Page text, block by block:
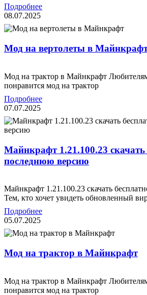
Подробнее
08.07.2025
Мод на вертолеты в
Мод на трактор в Майнкрафт Любителям
понравится мод на трактор
Подробнее
07.07.2025
Mайнкрафт 1.21.100.23 скачать
последнюю версию
Mайнкрафт 1.21.100.23 скачать
Тем, кто хочет увидеть обновленный
Подробнее
05.07.2025
Мод на трактор в Майнкрафт
Мод на трактор в Майнкрафт Любителям
понравится мод на трактор